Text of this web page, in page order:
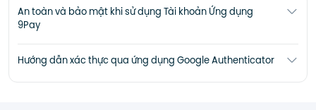
An toàn và bảo mật khi sử dụng Tài khoản Ứng dụng
9Pay
Hướng dẫn xác thực qua ứng dụng Google Authenticator